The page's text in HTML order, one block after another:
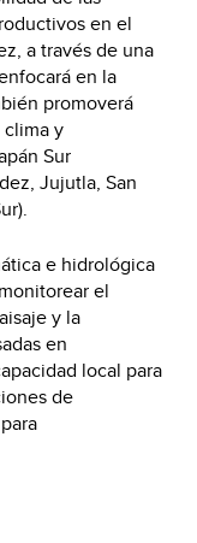
en el
a través de una
en la
promoverá
y
Sur
Jujutla, San
e hidrológica
el
y la
en
local para
de